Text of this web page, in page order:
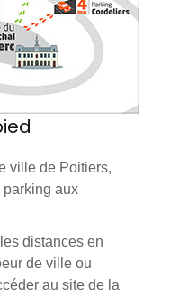
ville de Poitiers,
parking aux
distances en
de ville ou
au site de la